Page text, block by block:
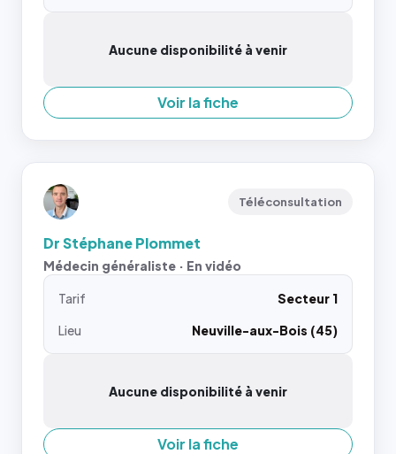
Aucune disponibilité à venir
Voir la fiche
Téléconsultation
Dr Stéphane Plommet
Médecin généraliste · En vidéo
Tarif
Secteur 1
Lieu
Neuville-aux-Bois (45)
Aucune disponibilité à venir
Voir la fiche